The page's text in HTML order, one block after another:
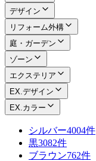
デザイン
リフォーム外構
庭・ガーデン
ゾーン
エクステリア
EX.デザイン
EX.カラー
シルバー4004件
黒3082件
ブラウン762件